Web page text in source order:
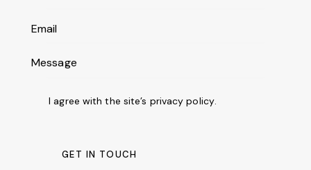
I agree with the site’s privacy policy.